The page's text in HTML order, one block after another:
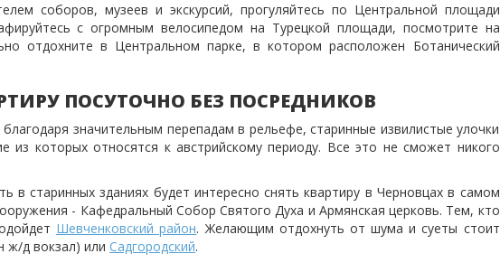
соборов, музеев и экскурсий, прогуляйтесь по Центральной площади
с огромным велосипедом на Турецкой площади, посмотрите на
отдохните в Центральном парке, в котором расположен Ботанический
ПОСУТОЧНО БЕЗ ПОСРЕДНИКОВ
значительным перепадам в рельефе, старинные извилистые улочки
из которых относятся к австрийскому периоду. Все это не сможет никого
старинных зданиях будет интересно снять квартиру в Черновцах в самом
- Кафедральный Собор Святого Духа и Армянская церковь. Тем, кто
Шевченковский район. Желающим отдохнуть от шума и суеты стоит
ж/д вокзал) или Садгородский.